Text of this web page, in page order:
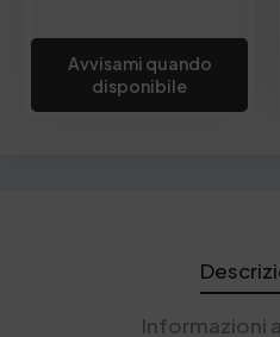
Avvisami quando
disponibile
Informazioni